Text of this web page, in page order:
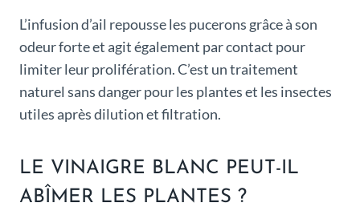
L’infusion d’ail repousse les pucerons grâce à son
odeur forte et agit également par contact pour
limiter leur prolifération. C’est un traitement
naturel sans danger pour les plantes et les insectes
utiles après dilution et filtration.
LE VINAIGRE BLANC PEUT-IL
ABÎMER LES PLANTES ?